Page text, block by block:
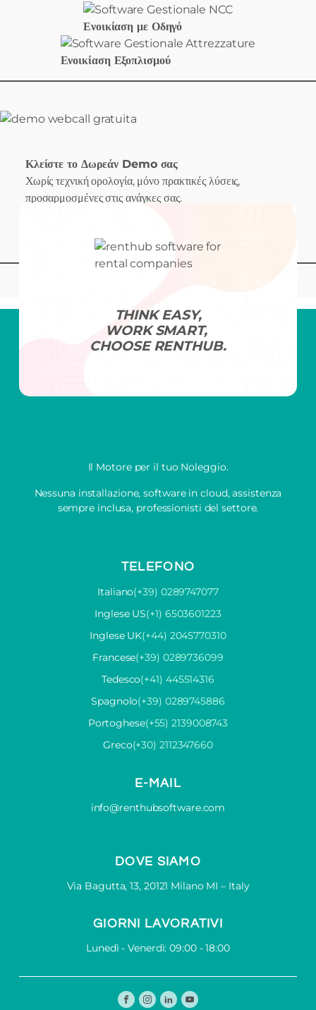
Ενοικίαση με Οδηγό
Ενοικίαση Εξοπλισμού
Κλείστε το Δωρεάν Demo σας
Χωρίς τεχνική ορολογία, μόνο πρακτικές λύσεις,
προσαρμοσμένες στις ανάγκες σας.
THINK EASY,
WORK SMART,
CHOOSE RENTHUB.
Il Motore per il tuo Noleggio.
Nessuna installazione, software in cloud, assistenza
sempre inclusa, professionisti del settore.
TELEFONO
Italiano(+39) 0289747077
Inglese US(+1) 6503601223
Inglese UK(+44) 2045770310
Francese(+39) 0289736099
Tedesco(+41) 445514316
Spagnolo(+39) 0289745886
Portoghese(+55) 2139008743
Greco(+30) 2112347660
E-MAIL
info@renthubsoftware.com
DOVE SIAMO
Via Bagutta, 13, 20121 Milano MI – Italy
GIORNI LAVORATIVI
Lunedì - Venerdì: 09:00 - 18:00